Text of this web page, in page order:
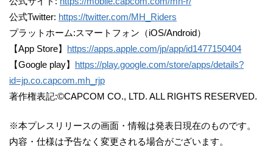
公式Twitter: https://twitter.com/MH_Riders
プラットホーム:スマートフォン（iOS/Android）
【App Store】 https://apps.apple.com/jp/app/id1477150404
【Google play】 https://play.google.com/store/apps/details?
id=jp.co.capcom.mh_rjp
著作権表記:©CAPCOM CO., LTD. ALL RIGHTS RESERVED.
※本プレスリリースの画面・情報は発表日現在のものです。
内容・仕様は予告なく変更される場合がございます。